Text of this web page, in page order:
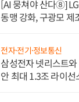
[AI 뭉쳐야 산다⑧]
동맹 강화, 구광모 제
전자·전기·정보통신
삼성전자 넷리스트
안 최대 1.3조 라이선